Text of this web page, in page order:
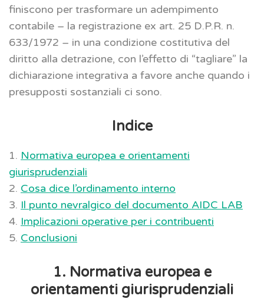
finiscono per trasformare un adempimento
contabile – la registrazione ex art. 25 D.P.R. n.
633/1972 – in una condizione costitutiva del
diritto alla detrazione, con l’effetto di “tagliare” la
dichiarazione integrativa a favore anche quando i
presupposti sostanziali ci sono.
Indice
1. Normativa europea e orientamenti
giurisprudenziali
2. Cosa dice l’ordinamento interno
3. Il punto nevralgico del documento AIDC LAB
4. Implicazioni operative per i contribuenti
5. Conclusioni
1. Normativa europea e
orientamenti giurisprudenziali